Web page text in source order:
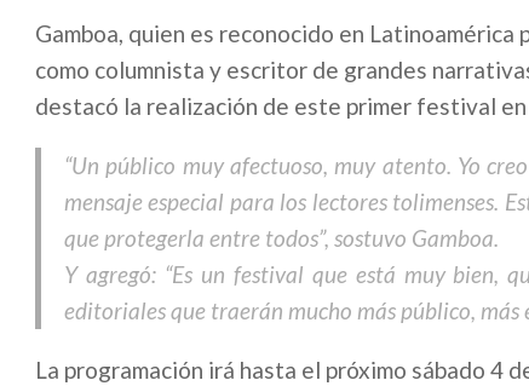
Gamboa, quien es reconocido en
como columnista y escritor de grandes
destacó la realización de este primer festival
“Un público muy afectuoso, muy atento. Yo
mensaje especial para los lectores tolimenses.
que protegerla entre todos”, sostuvo Gamboa.
Y agregó: “Es un festival que está muy bien,
editoriales que traerán mucho más público, más
La programación irá hasta el próximo sábado 4